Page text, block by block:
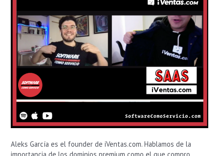
Aleks García es el founder de iVentas.com. Hablamos de la
importancia de los dominios premium como el que compro